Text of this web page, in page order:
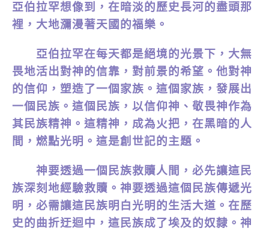
亞伯拉罕想像到，在暗淡的歷史長河的盡頭那
裡，大地瀰漫著天國的福樂。
亞伯拉罕在每天都是絕境的光景下，大無
畏地活出對神的信靠，對前景的希望。他對神
的信仰，塑造了一個家族。這個家族，發展出
一個民族。這個民族，以信仰神、敬畏神作為
其民族精神。這精神，成為火把，在黑暗的人
間，燃點光明。這是創世記的主題。
神要透過一個民族救贖人間，必先讓這民
族深刻地經驗救贖。神要透過這個民族傳遞光
明，必需讓這民族明白光明的生活大道。在歷
史的曲折迂迴中，這民族成了埃及的奴隸。神